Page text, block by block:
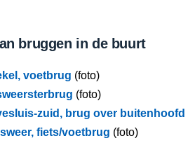
bruggen in de buurt
voetbrug (foto)
(foto)
zuid, brug over buitenhoofd
fiets/voetbrug (foto)